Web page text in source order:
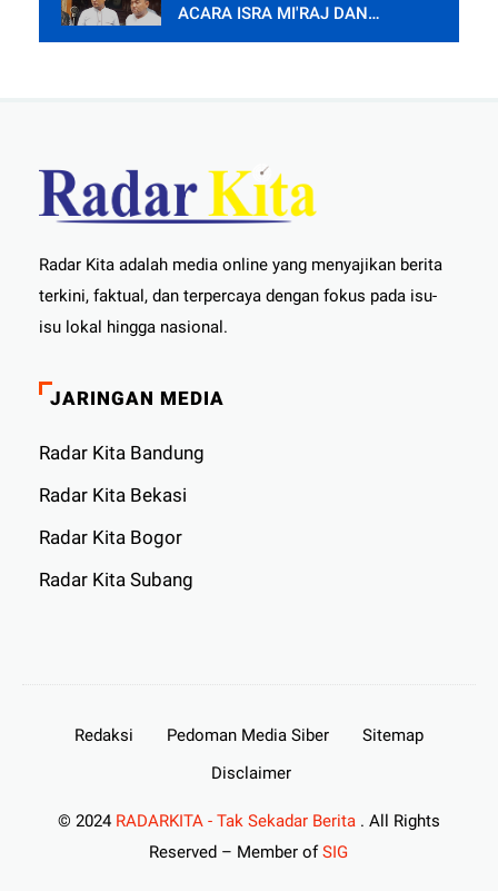
ACARA ISRA MI'RAJ DAN
SYUKURAN PENDOPO.
Radar Kita adalah media online yang menyajikan berita
terkini, faktual, dan terpercaya dengan fokus pada isu-
isu lokal hingga nasional.
JARINGAN MEDIA
Radar Kita Bandung
Radar Kita Bekasi
Radar Kita Bogor
Radar Kita Subang
Redaksi Pedoman Media Siber
Sitemap
Disclaimer
© 2024 RADARKITA - Tak Sekadar Berita . All Rights
Reserved – Member ofSIG